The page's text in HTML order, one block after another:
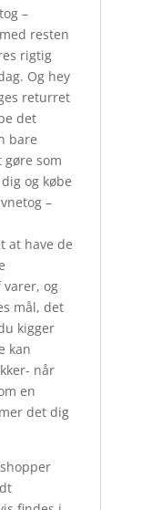
–
resten
rigtig
Og hey
returret
det
bare
som
og købe
–
at have de
og
mål, det
kigger
kan
når
en
det dig